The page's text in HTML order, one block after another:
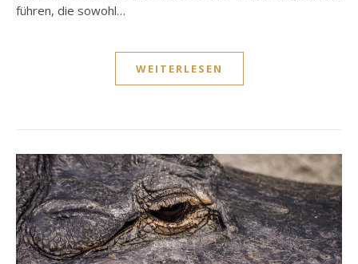
führen, die sowohl…
WEITERLESEN